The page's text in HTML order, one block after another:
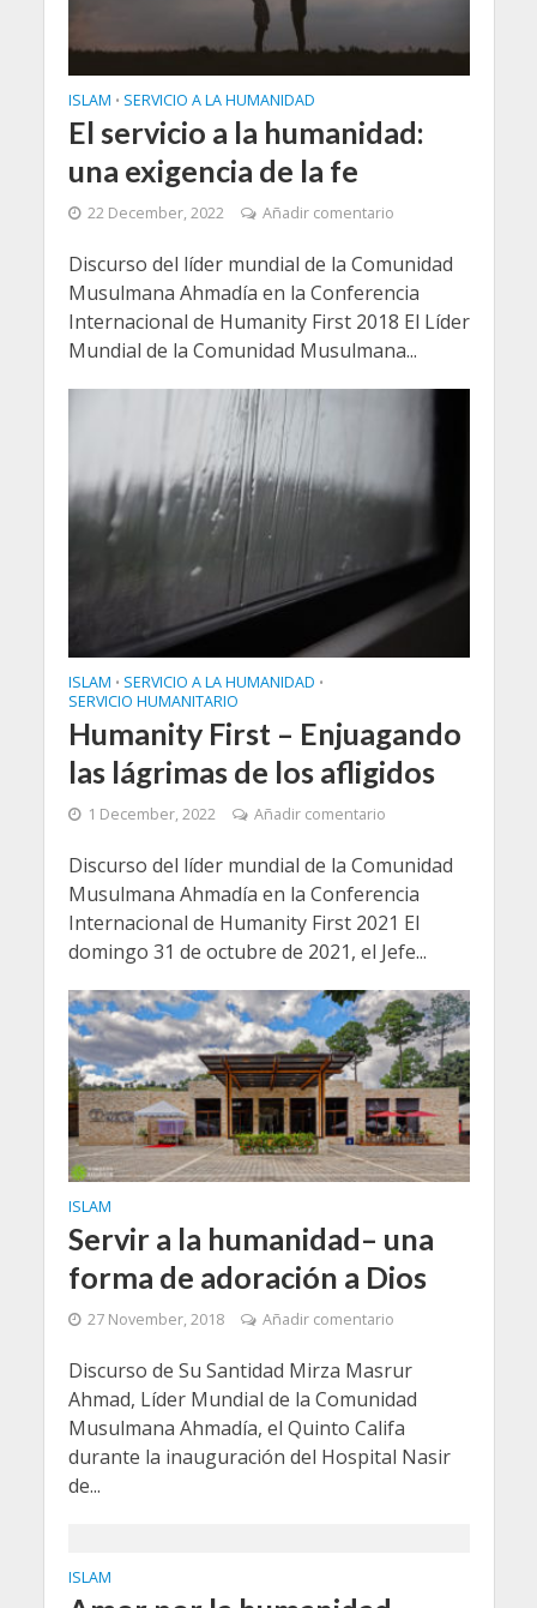
ISLAM • SERVICIO A LA HUMANIDAD
El servicio a la humanidad:
una exigencia de la fe
22 December, 2022 Añadir comentario
Discurso del líder mundial de la Comunidad
Musulmana Ahmadía en la Conferencia
Internacional de Humanity First 2018 El Líder
Mundial de la Comunidad Musulmana...
ISLAM • SERVICIO A LA HUMANIDAD •
SERVICIO HUMANITARIO
Humanity First – Enjuagando
las lágrimas de los afligidos
1 December, 2022 Añadir comentario
Discurso del líder mundial de la Comunidad
Musulmana Ahmadía en la Conferencia
Internacional de Humanity First 2021 El
domingo 31 de octubre de 2021, el Jefe...
ISLAM
Servir a la humanidad– una
forma de adoración a Dios
27 November, 2018 Añadir comentario
Discurso de Su Santidad Mirza Masrur
Ahmad, Líder Mundial de la Comunidad
Musulmana Ahmadía, el Quinto Califa
durante la inauguración del Hospital Nasir
de...
ISLAM